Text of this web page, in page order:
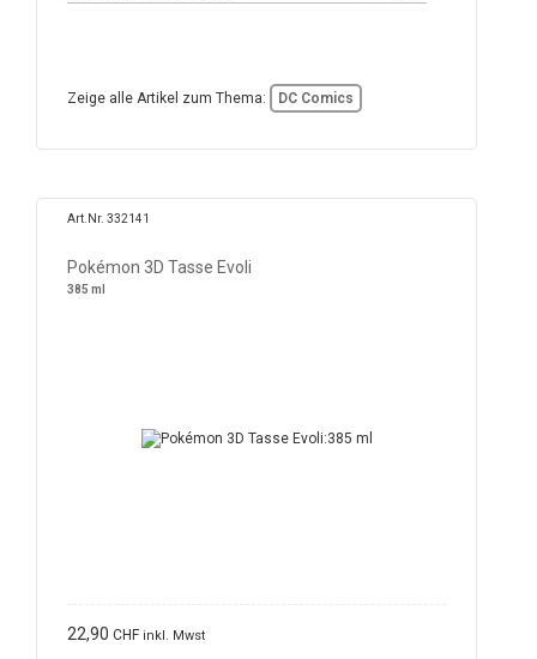
Zeige alle Artikel zum Thema: DC Comics
Art.Nr. 332141
Pokémon 3D Tasse Evoli
385 ml
22,90 CHF inkl. Mwst